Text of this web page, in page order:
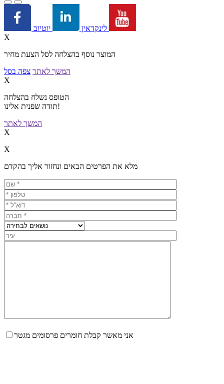
לינקדאין
X
המוצר נוסף בהצלחה לסל הצעת מחיר
המשך לאתר צפה בסל
X
הטופס נשלח בהצלחה
תודה שפנית אלינו!
המשך לאתר
X
X
מלא את הפרטים הבאים ונחזור אליך בהקדם
אני מאשר קבלת חומרים פרסומים מגטר